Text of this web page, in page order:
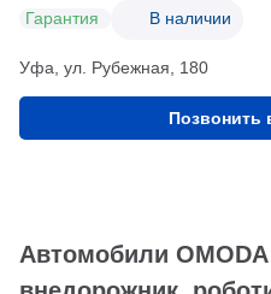
Гарантия В наличии
Уфа, ул. Рубежная, 180
Позвонить
Автомобили OMODA